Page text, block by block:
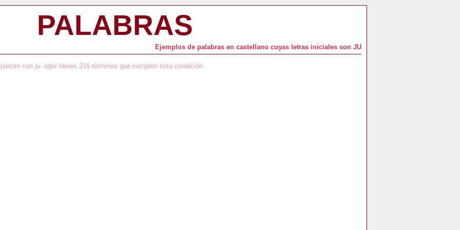
PALABRAS
Ejemplos de palabras en castellano cuyas letras iniciales son JU
con ju- aquí tienes 216 términos que cumplen esta condición